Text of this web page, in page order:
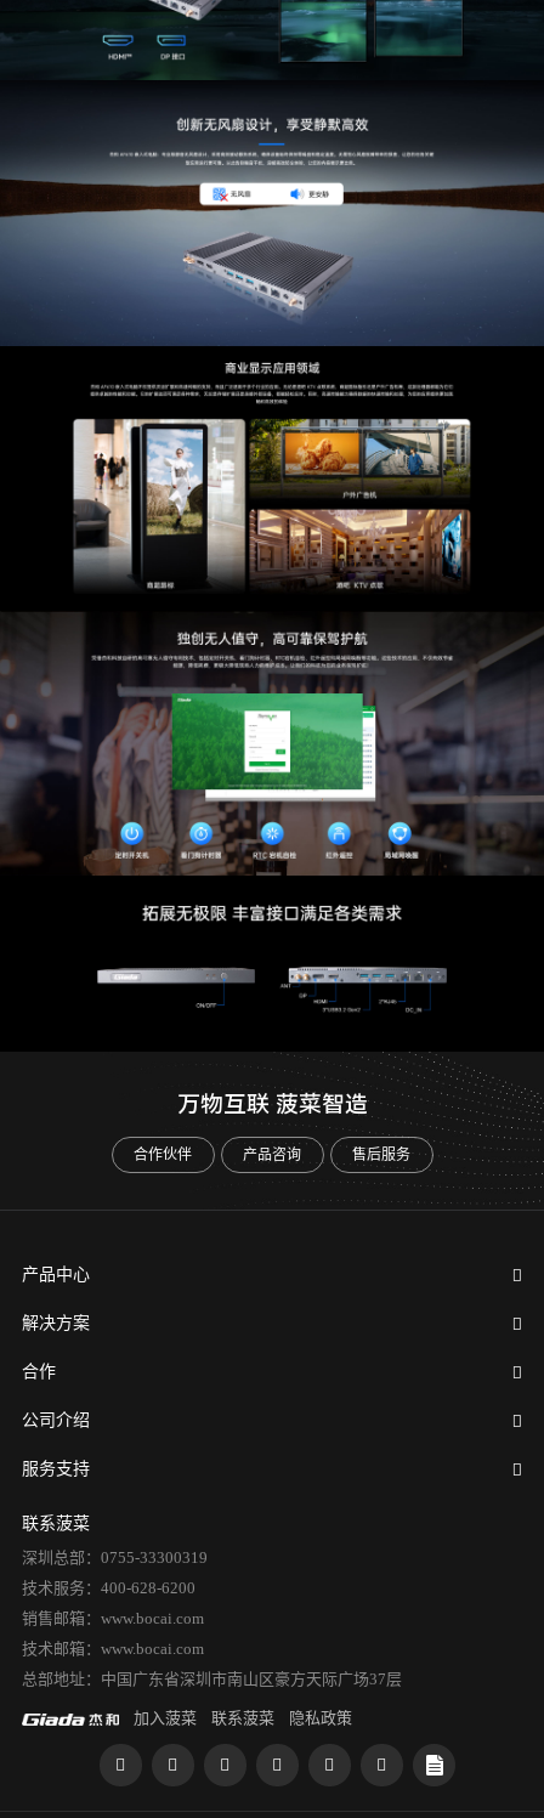
万物互联 菠菜智造
合作伙伴 产品咨询 售后服务
产品中心
解决方案
合作
公司介绍
服务支持
联系菠菜
深圳总部：0755-33300319
技术服务：400-628-6200
销售邮箱：www.bocai.com
技术邮箱：www.bocai.com
总部地址：中国广东省深圳市南山区豪方天际广场37层
加入菠菜 联系菠菜 隐私政策